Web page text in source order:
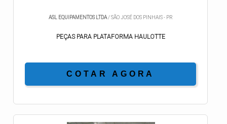
ASL EQUIPAMENTOS LTDA/ SÃO JOSÉ DOS PINHAIS - PR
PEÇAS PARA PLATAFORMA HAULOTTE
COTAR AGORA